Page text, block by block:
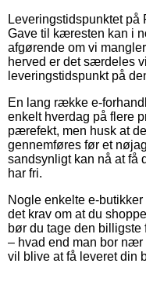
Leveringstidspunktet på
Gave til kæresten kan i
afgørende om vi
herved er det særdeles
leveringstidspunkt på
En lang række e-
enkelt hverdag på flere
pærefekt, men husk at
gennemføres før et
sandsynligt kan nå at få
har fri.
Nogle enkelte e-
det krav om at du
bør du tage den
– hvad end man bor
vil blive at få leveret din